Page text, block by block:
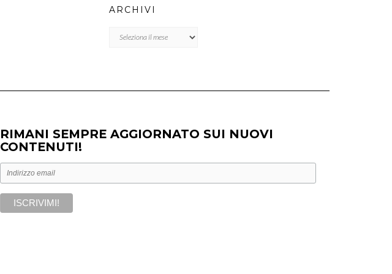
ARCHIVI
RIMANI SEMPRE AGGIORNATO SUI NUOVI
CONTENUTI!